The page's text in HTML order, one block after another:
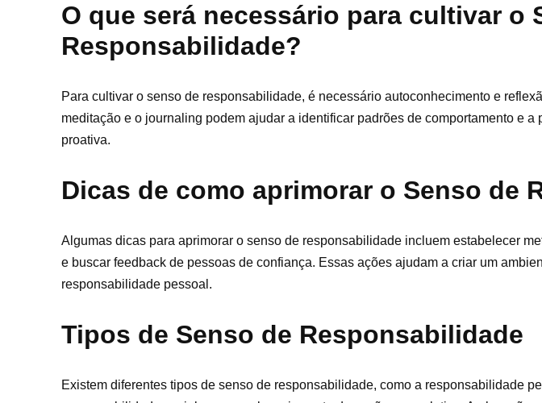
O que será necessário para cultivar o
Responsabilidade?
Para cultivar o senso de responsabilidade, é necessário autoconhecimento e
meditação e o journaling podem ajudar a identificar padrões de comportamento e
proativa.
Dicas de como aprimorar o Senso de
Algumas dicas para aprimorar o senso de responsabilidade incluem estabelecer
e buscar feedback de pessoas de confiança. Essas ações ajudam a criar um
responsabilidade pessoal.
Tipos de Senso de Responsabilidade
Existem diferentes tipos de senso de responsabilidade, como a responsabilidade